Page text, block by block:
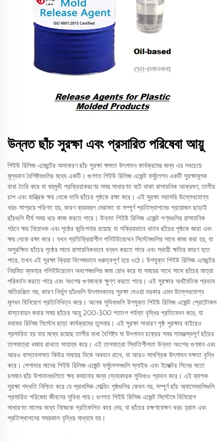
উন্নত ছাঁচ সুরক্ষা এবং প্রসারিত পরিষেবা আয়ু
পিইউ রিলিজ এজেন্টের অসাধারণ ছাঁচ সুরক্ষা ক্ষমতা উৎপাদন কার্যক্রমের জন্য এর সবচেয়ে
মূল্যবান বৈশিষ্ট্যগুলির মধ্যে একটি। গুণগত পিইউ রিলিজ এজেন্ট ফর্মুলেশন একটি সুরক্ষামূলক
বাধা তৈরি করে যা বহুমুখী প্রক্রিয়াকরণের সময় সাধারণত ঘটে থাকা রাসায়নিক আক্রমণ, তাপীয়
চাপ এবং যান্ত্রিক ক্ষয় থেকে দামি ছাঁচের পৃষ্ঠকে রক্ষা করে। এই সুরক্ষা সরাসরি উল্লেখযোগ্য
খরচ সাশ্রয়ে পরিণত হয়, কারণ ব্যয়বহুল মেরামত বা সম্পূর্ণ প্রতিস্থাপনের প্রয়োজন ছাড়াই
ছাঁচগুলি দীর্ঘ সময় ধরে কাজ করতে পারে। উন্নত পিইউ রিলিজ এজেন্ট পণ্যগুলির রাসায়নিক
গঠনে ক্ষয় নিরোধক এবং পৃষ্ঠের কন্ডিশনার রয়েছে যা সক্রিয়ভাবে ধাতব ছাঁচের পৃষ্ঠকে জারা এবং
ক্ষয় থেকে রক্ষা করে। যখন প্রতিক্রিয়াশীল পলিইউরেথেন সিস্টেমগুলির সাথে কাজ করা হয়, যা
অসুরক্ষিত ছাঁচের পৃষ্ঠের সাথে রাসায়নিকভাবে বন্ধন করতে পারে এবং স্থায়ী ক্ষতির কারণ হতে
পারে, তখন এই সুরক্ষা ক্রিয়া বিশেষভাবে গুরুত্বপূর্ণ হয়ে ওঠে। উপযুক্ত পিইউ রিলিজ এজেন্টের
নিয়মিত ব্যবহার পলিইউরেথেন অবশেষগুলির জমা রোধ করে যা সময়ের সাথে সাথে ছাঁচের মাত্রা
পরিবর্তন করতে পারে এবং অংশের গুণমানকে ক্ষুণ্ণ করতে পারে। এই সুরক্ষার অর্থনৈতিক প্রভাব
অতিরঞ্জিত নয়, কারণ নির্ভুল ছাঁচগুলি উৎপাদকদের সুরক্ষা দেওয়া দরকার এমন উল্লেখযোগ্য
মূলধন বিনিয়োগ প্রতিনিধিত্ব করে। অনেক সুবিধাগুলি উপযুক্ত পিইউ রিলিজ এজেন্ট প্রোটোকল
বাস্তবায়ন করার সময় ছাঁচের আয়ু 200-300 শতাংশ পর্যন্ত বৃদ্ধির প্রতিবেদন করে, যা
যথাযথ রিলিজ সিস্টেম ছাড়া কার্যক্রমের তুলনায়। এই সুরক্ষা সাধারণ পৃষ্ঠ সুরক্ষার বাইরেও
প্রসারিত হয় যার মধ্যে রয়েছে তাপীয় বাধা বৈশিষ্ট্য যা উৎপাদন চক্রের সময় সামঞ্জস্যপূর্ণ ছাঁচের
তাপমাত্রা বজায় রাখতে সাহায্য করে। এই তাপমাত্রা স্থিতিশীলতা উন্নত অংশের গুণমান এবং
আরও বাস্তবসম্মত কিউর সময়ের দিকে অবদান রাখে, যা আরও সামগ্রিক উৎপাদন দক্ষতা বৃদ্ধি
করে। পেশাদার মানের পিইউ রিলিজ এজেন্ট ফর্মুলেশনগুলি স্লাইড এবং ইজেক্টর পিনের মতো
চলমান ছাঁচ উপাদানগুলিতে ক্ষয় কমানোর জন্য স্নেহকারক সুবিধাও প্রদান করে। এই ব্যাপক
সুরক্ষা পদ্ধতি নিশ্চিত করে যে প্রাথমিক মোল্ডিং পৃষ্ঠগুলির কেবল নয়, সম্পূর্ণ ছাঁচ অ্যাসেম্বলিগুলি
প্রসারিত পরিষেবা জীবনের সুবিধা পায়। গুণগত পিইউ রিলিজ এজেন্ট সিস্টেমে বিনিয়োগ
সাধারণত মাসের মধ্যে নিজেকে প্রতিফলিত করে দেয়, যা ছাঁচের রক্ষণাবেক্ষণ খরচ হ্রাস এবং
প্রতিস্থাপনের সময়কাল বৃদ্ধির মাধ্যমে হয়।